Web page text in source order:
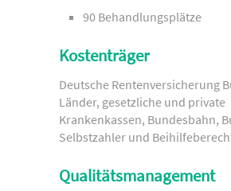
90 Behandlungsplätze
Kostenträger
Deutsche Rentenversicherung
Länder, gesetzliche und private
Krankenkassen, Bundesbahn,
Selbstzahler und
Qualitätsmanagement